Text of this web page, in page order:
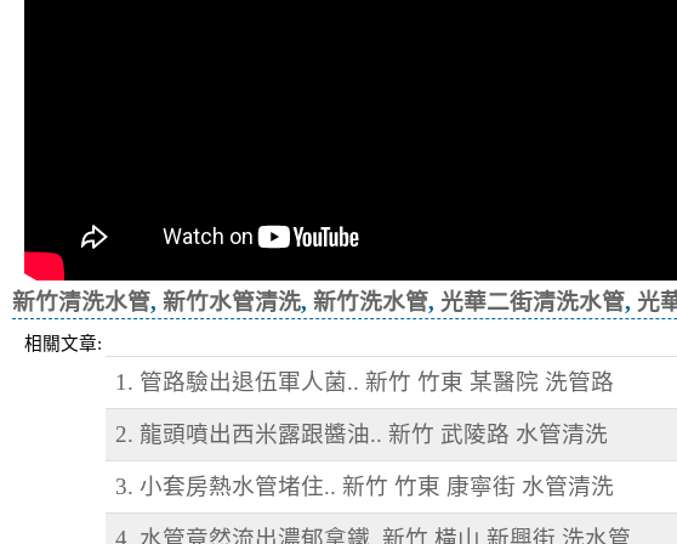
新竹清洗水管, 新竹水管清洗, 新竹洗水管, 光華二街清洗水管, 光
相關文章:
1. 管路驗出退伍軍人菌.. 新竹 竹東 某醫院 洗管路
2. 龍頭噴出西米露跟醬油.. 新竹 武陵路 水管清洗
3. 小套房熱水管堵住.. 新竹 竹東 康寧街 水管清洗
4. 水管竟然流出濃郁拿鐵..新竹 橫山 新興街 洗水管